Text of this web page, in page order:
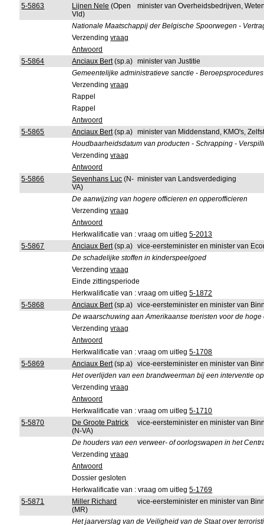
5-5863
Lijnen Nele (Open
Vld)
minister van Overheidsbedrijven,
Nationale Maatschappij der Belgische Spoorwegen -
Verzendingvraag
Antwoord
5-5864
Anciaux Bert(sp.a) minister van Justitie
Gemeentelijke administratieve sanctie -
Verzendingvraag
Rappel
Rappel
Antwoord
5-5865
Anciaux Bert(sp.a) minister van Middenstand, KMO's,
Houdbaarheidsdatum van producten - Schrapping -
Verzendingvraag
Antwoord
5-5866
Sevenhans Luc (N-
VA)
minister van Landsverdediging
De aanwijzing van hogere officieren en opperofficieren
Verzendingvraag
Antwoord
Herkwalificatie van : vraag om uitleg5-2013
5-5867
Anciaux Bert(sp.a) vice-eersteminister en minister van
De schadelijke stoffen in kinderspeelgoed
Verzendingvraag
Einde zittingsperiode
Herkwalificatie van : vraag om uitleg5-1872
5-5868
Anciaux Bert(sp.a) vice-eersteminister en minister van
De waarschuwing aan Amerikaanse toeristen voor de
Verzendingvraag
Antwoord
Herkwalificatie van : vraag om uitleg5-1708
5-5869
Anciaux Bert(sp.a) vice-eersteminister en minister van
Het overlijden van een brandweerman bij een interventie
Verzendingvraag
Antwoord
Herkwalificatie van : vraag om uitleg5-1710
5-5870
De Groote Patrick
(N-VA)
vice-eersteminister en minister van
De houders van een verweer- of oorlogswapen in het
Verzendingvraag
Antwoord
Dossier gesloten
Herkwalificatie van : vraag om uitleg5-1769
5-5871
Miller Richard
(MR)
vice-eersteminister en minister van
Het jaarverslag van de Veiligheid van de Staat over